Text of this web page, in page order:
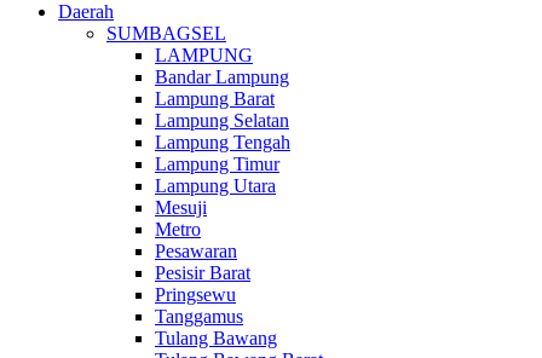
Daerah
SUMBAGSEL
LAMPUNG
Bandar Lampung
Lampung Barat
Lampung Selatan
Lampung Tengah
Lampung Timur
Lampung Utara
Mesuji
Metro
Pesawaran
Pesisir Barat
Pringsewu
Tanggamus
Tulang Bawang